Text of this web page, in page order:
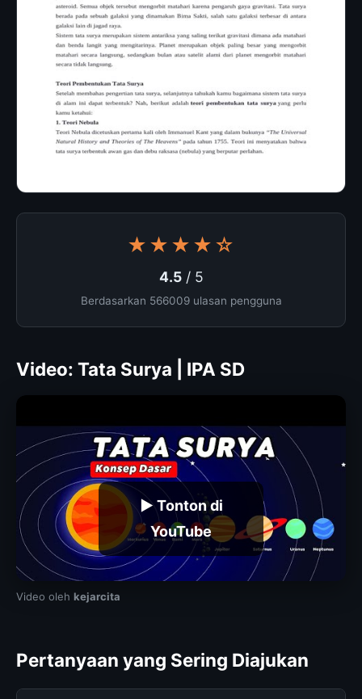
★★★★☆
4.5/ 5
Berdasarkan 566009 ulasan pengguna
Video: Tata Surya | IPA SD
▶ Tonton di
YouTube
Video oleh kejarcita
Pertanyaan yang Sering Diajukan